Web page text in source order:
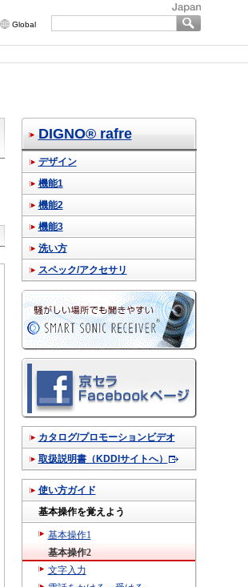
Global
DIGNO® rafre
デザイン
機能1
機能2
機能3
洗い方
スペック/アクセサリ
カタログ/プロモーションビデオ
取扱説明書（KDDIサイトへ）
使い方ガイド
基本操作を覚えよう
基本操作1
基本操作2
文字入力